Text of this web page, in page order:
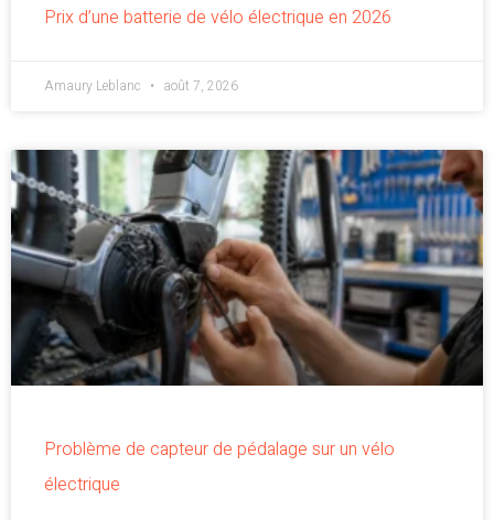
Prix d’une batterie de vélo électrique en 2026
Amaury Leblanc août 7, 2026
Problème de capteur de pédalage sur un vélo
électrique